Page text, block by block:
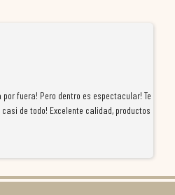
fuera! Pero dentro es espectacular! Te
de todo! Excelente calidad, productos